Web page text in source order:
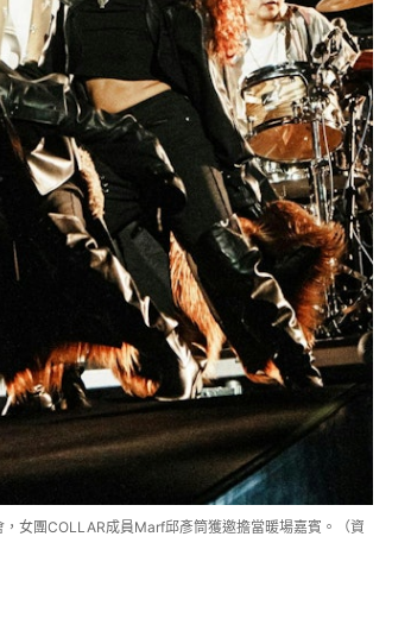
女團COLLAR成員Marf邱彥筒獲邀擔當暖場嘉賓。（資